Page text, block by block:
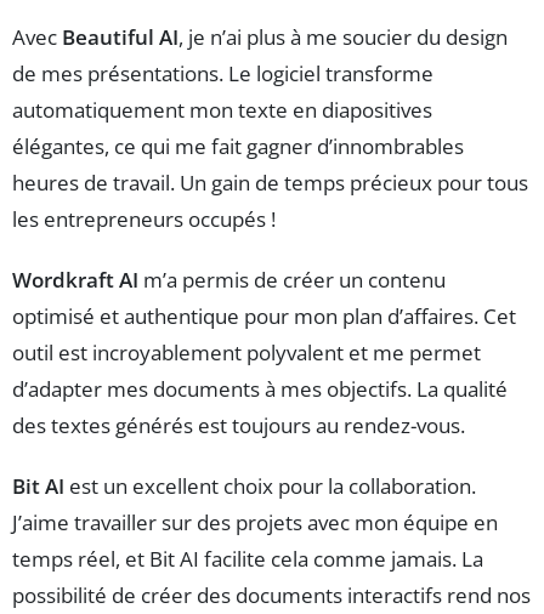
Avec Beautiful AI, je n’ai plus à me soucier du design
de mes présentations. Le logiciel transforme
automatiquement mon texte en diapositives
élégantes, ce qui me fait gagner d’innombrables
heures de travail. Un gain de temps précieux pour tous
les entrepreneurs occupés !
Wordkraft AI m’a permis de créer un contenu
optimisé et authentique pour mon plan d’affaires. Cet
outil est incroyablement polyvalent et me permet
d’adapter mes documents à mes objectifs. La qualité
des textes générés est toujours au rendez-vous.
Bit AI est un excellent choix pour la collaboration.
J’aime travailler sur des projets avec mon équipe en
temps réel, et Bit AI facilite cela comme jamais. La
possibilité de créer des documents interactifs rend nos